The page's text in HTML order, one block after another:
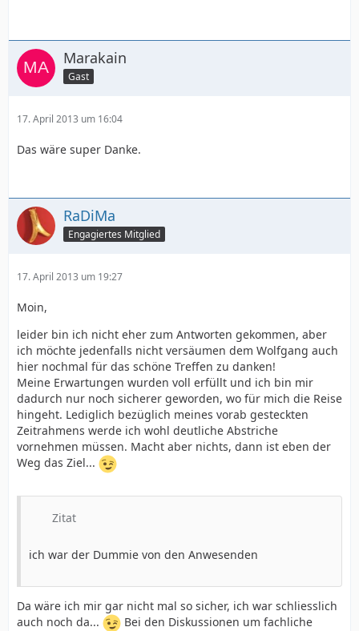
Marakain
Gast
17. April 2013 um 16:04
Das wäre super Danke.
RaDiMa
Engagiertes Mitglied
17. April 2013 um 19:27
Moin,
leider bin ich nicht eher zum Antworten gekommen, aber
ich möchte jedenfalls nicht versäumen dem Wolfgang auch
hier nochmal für das schöne Treffen zu danken!
Meine Erwartungen wurden voll erfüllt und ich bin mir
dadurch nur noch sicherer geworden, wo für mich die Reise
hingeht. Lediglich bezüglich meines vorab gesteckten
Zeitrahmens werde ich wohl deutliche Abstriche
vornehmen müssen. Macht aber nichts, dann ist eben der
Weg das Ziel...
Zitat
ich war der Dummie von den Anwesenden
Da wäre ich mir gar nicht mal so sicher, ich war schliesslich
auch noch da...
Bei den Diskussionen um fachliche